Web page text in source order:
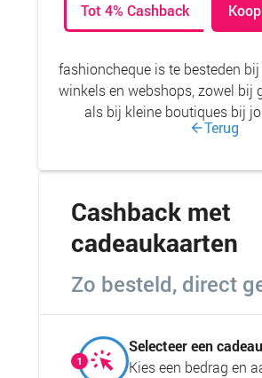
Tot 4% Cashback Koop
fashioncheque is te besteden
winkels en webshops, zowel bij
als bij kleine boutiques bij
Terug
Cashback met
cadeaukaarten
Zo besteld, direct
Selecteer een
Kies een bedrag en